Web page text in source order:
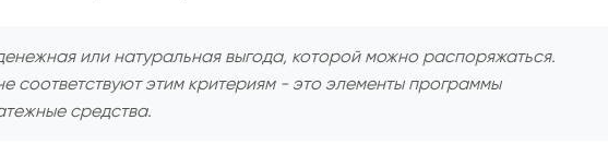
или натуральная выгода, которой можно распоряжаться.
соответствуют этим критериям - это элементы программы
средства.